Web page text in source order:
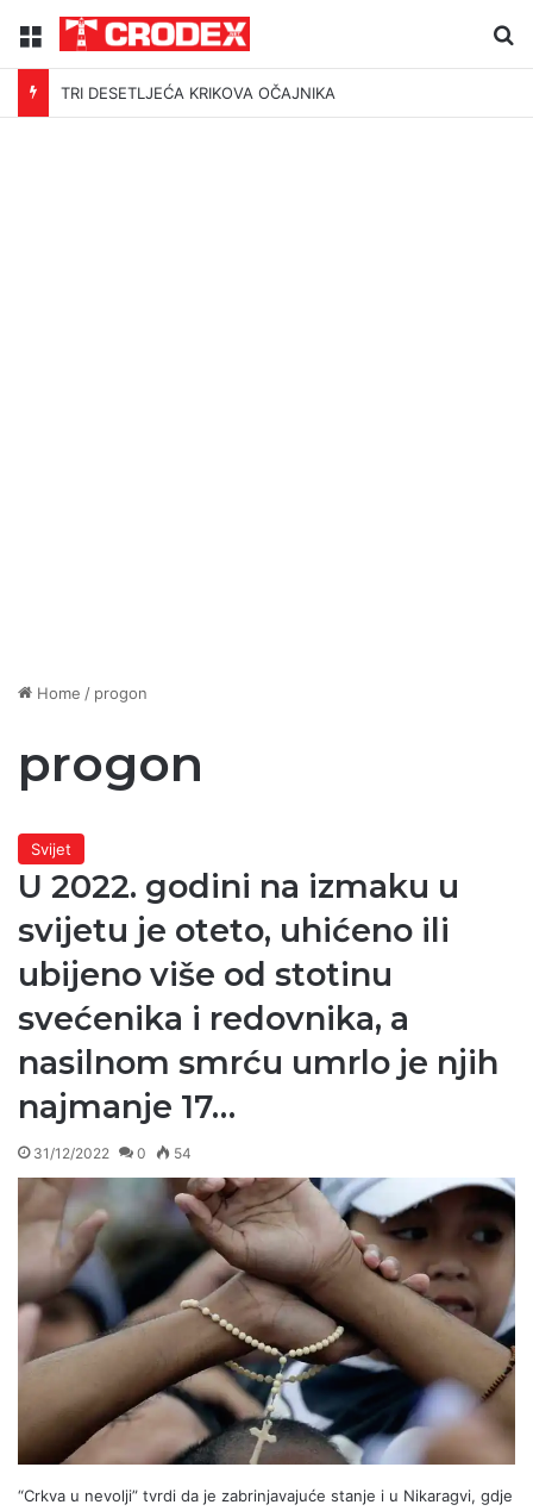
Menu
TRI DESETLJEĆA KRIKOVA OČAJNIKA
Home / progon
progon
Svijet
U 2022. godini na izmaku u
svijetu je oteto, uhićeno ili
ubijeno više od stotinu
svećenika i redovnika, a
nasilnom smrću umrlo je njih
najmanje 17…
31/12/2022 0 54
“Crkva u nevolji” tvrdi da je zabrinjavajuće stanje i u Nikaragvi, gdje